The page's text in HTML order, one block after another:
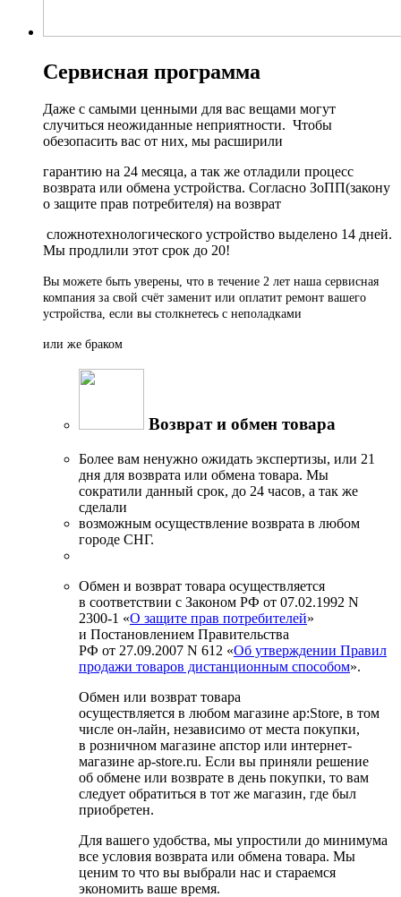
Сервисная программа
Даже с самыми ценными для вас вещами могут
случиться неожиданные неприятности. Чтобы
обезопасить вас от них, мы расширили
гарантию на 24 месяца, а так же отладили процесс
возврата или обмена устройства. Согласно ЗоПП(закону
о защите прав потребителя) на возврат
сложнотехнологического устройство выделено 14 дней.
Мы продлили этот срок до 20!
Вы можете быть уверены, что в течение 2 лет наша сервисная
компания за свой счёт заменит или оплатит ремонт вашего
устройства, если вы столкнетесь с неполадками
или же браком
Возврат и обмен товара
Более вам ненужно ожидать экспертизы, или 21
дня для возврата или обмена товара. Мы
сократили данный срок, до 24 часов, а так же
сделали
возможным осуществление возврата в любом
городе СНГ.
Обмен и возврат товара осуществляется
в соответствии с Законом РФ от 07.02.1992 N
2300-1 «О защите прав потребителей»
и Постановлением Правительства
РФ от 27.09.2007 N 612 «Об утверждении Правил
продажи товаров дистанционным способом».
Обмен или возврат товара
осуществляется в любом магазине ap:Store, в том
числе он-лайн, независимо от места покупки,
в розничном магазине апстор или интернет-
магазине ap-store.ru. Если вы приняли решение
об обмене или возврате в день покупки, то вам
следует обратиться в тот же магазин, где был
приобретен.
Для вашего удобства, мы упростили до минимума
все условия возврата или обмена товара. Мы
ценим то что вы выбрали нас и стараемся
экономить ваше время.